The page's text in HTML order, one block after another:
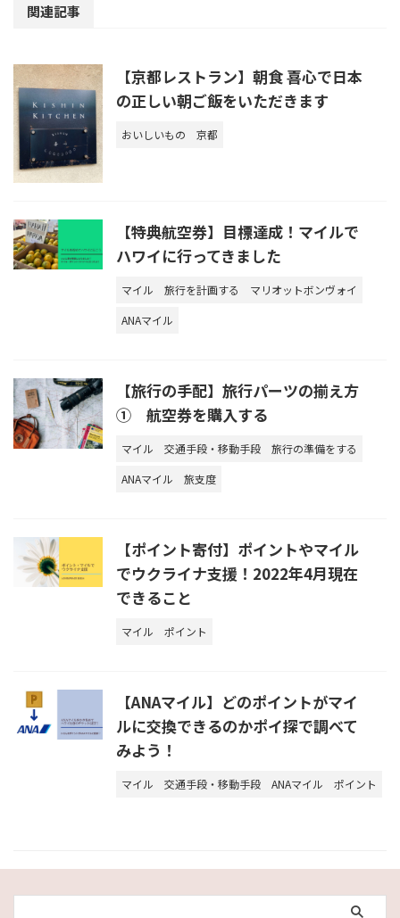
関連記事
【京都レストラン】朝食 喜心で日本
の正しい朝ご飯をいただきます
おいしいもの 京都
【特典航空券】目標達成！マイルで
ハワイに行ってきました
マイル 旅行を計画する
マリオットボンヴォイ
ANAマイル
【旅行の手配】旅行パーツの揃え方
① 航空券を購入する
マイル 交通手段・移動手段
旅行の準備をする
ANAマイル
旅支度
【ポイント寄付】ポイントやマイル
でウクライナ支援！2022年4月現在
できること
マイル ポイント
【ANAマイル】どのポイントがマイ
ルに交換できるのかポイ探で調べて
みよう！
マイル 交通手段・移動手段 ANAマイル ポイント